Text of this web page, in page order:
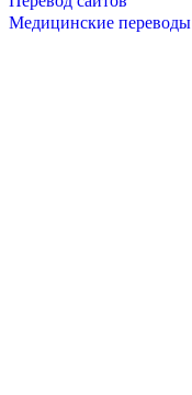
Медицинские переводы